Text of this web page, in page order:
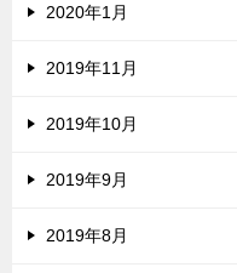
2020年1月
2019年11月
2019年10月
2019年9月
2019年8月